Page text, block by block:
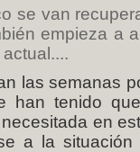
se van
empieza a
las semanas
han tenido
en
a la